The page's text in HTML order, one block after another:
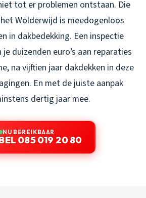
tot er problemen ontstaan. Die
Wolderwijd is meedogenloos
in dakbedekking. Een inspectie
duizenden euro’s aan reparaties
na vijftien jaar dakdekken in deze
En met de juiste aanpak
dertig jaar mee.
NU BEREIKBAAR
085 019 20 80